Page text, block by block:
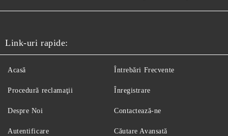
Link-uri rapide:
Acasă
Procedură reclamaţii
Despre Noi
Autentificare
Întrebări Frecvente
Înregistrare
Contactează-ne
Căutare Avansată